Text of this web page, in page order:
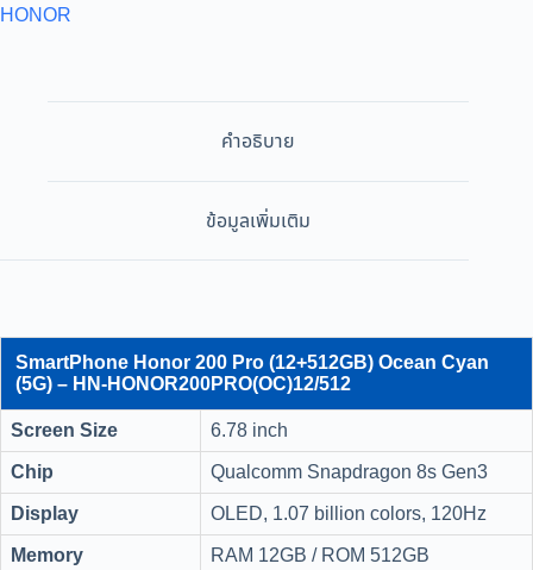
HONOR
คำอธิบาย
ข้อมูลเพิ่มเติม
SmartPhone Honor 200 Pro (12+512GB) Ocean Cyan
(5G) – HN-HONOR200PRO(OC)12/512
Screen Size 6.78 inch
Chip Qualcomm Snapdragon 8s Gen3
Display OLED, 1.07 billion colors, 120Hz
Memory RAM 12GB / ROM 512GB